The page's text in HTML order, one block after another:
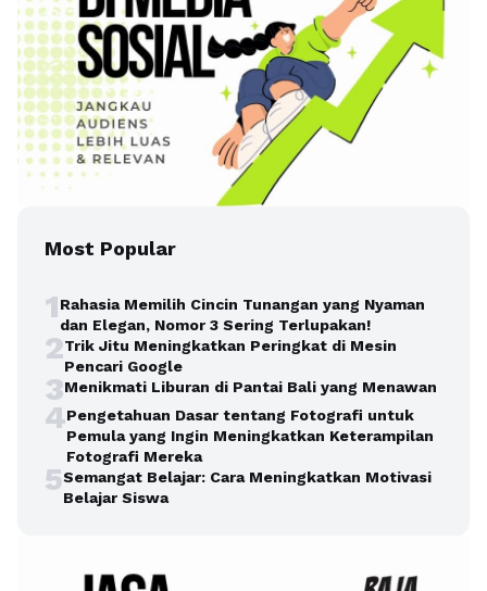
Most Popular
1Rahasia Memilih Cincin Tunangan yang Nyaman
dan Elegan, Nomor 3 Sering Terlupakan!
2Trik Jitu Meningkatkan Peringkat di Mesin
Pencari Google
3Menikmati Liburan di Pantai Bali yang Menawan
4Pengetahuan Dasar tentang Fotografi untuk
Pemula yang Ingin Meningkatkan Keterampilan
Fotografi Mereka
5Semangat Belajar: Cara Meningkatkan Motivasi
Belajar Siswa